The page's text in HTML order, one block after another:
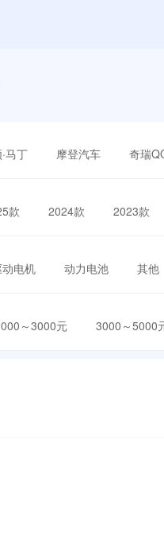
马丁 摩登汽车 奇瑞
款 2024款 2023款
电机 动力电池 其他
～3000元 3000～5000